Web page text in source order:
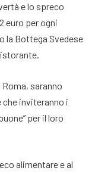
e lo spreco
euro per ogni
la Bottega Svedese
saranno
inviteranno i
per il loro
alimentare e al